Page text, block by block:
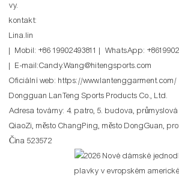
vy.
kontakt:
Lina.lin
| Mobil: +86 19902493811 | WhatsApp:
| E-mail:Candy.Wang@hitengsports.com
Oficiální web: https://www.lantenggarment.com/
Dongguan LanTeng Sports Products Co., Ltd.
Adresa továrny: 4. patro, 5. budova,
QiaoZi, město ChangPing, město DongGuan,
Čína 523572